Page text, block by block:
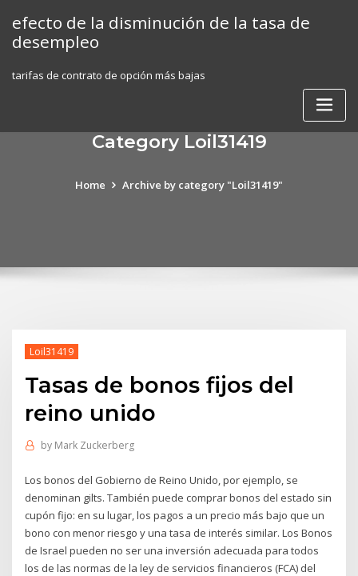
content
efecto de la disminución de la tasa de
desempleo
tarifas de contrato de opción más bajas
Category Loil31419
Home Archive by category "Loil31419"
Loil31419
Tasas de bonos fijos del
reino unido
by Mark Zuckerberg
Los bonos del Gobierno de Reino Unido, por ejemplo, se
denominan gilts. También puede comprar bonos del estado sin
cupón fijo: en su lugar, los pagos a un precio más bajo que un
bono con menor riesgo y una tasa de interés similar. Los Bonos
de Israel pueden no ser una inversión adecuada para todos
los de las normas de la ley de servicios financieros (FCA) del